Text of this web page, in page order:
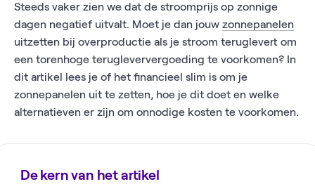
Steeds vaker zien we dat de stroomprijs op zonnige
dagen negatief uitvalt. Moet je dan jouw zonnepanelen
uitzetten bij overproductie als je stroom teruglevert om
een torenhoge terugleververgoeding te voorkomen? In
dit artikel lees je of het financieel slim is om je
zonnepanelen uit te zetten, hoe je dit doet en welke
alternatieven er zijn om onnodige kosten te voorkomen.
De kern van het artikel